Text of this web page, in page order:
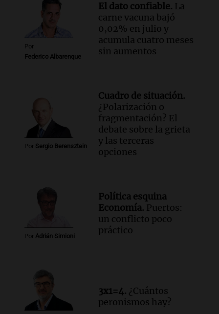
Por
Federico Albarenque
El dato confiable. La
carne vacuna bajó
0,02% en julio y
acumula cuatro meses
sin aumentos
Por Sergio Berensztein
Cuadro de situación.
¿Polarización o
fragmentación? El
debate sobre la grieta
y las terceras
opciones
Por Adrián Simioni
Política esquina
Economía. Puertos:
un conflicto poco
práctico
3x1=4. ¿Cuántos
peronismos hay?